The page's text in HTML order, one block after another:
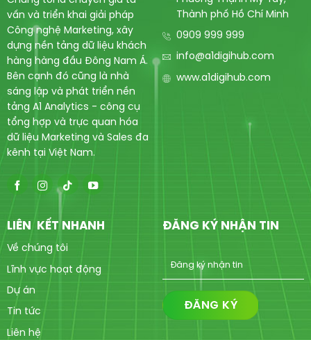
vấn và triển khai giải pháp
Công nghệ Marketing, xây
dựng nền tảng dữ liệu khách
hàng hàng đầu Đông Nam Á.
Bên cạnh đó cũng là nhà
sáng lập và phát triển nền
tảng A1 Analytics - công cụ
tổng hợp và trực quan hóa
dữ liệu Marketing và Sales đa
kênh tại Việt Nam.
Thành phố Hồ Chí Minh
0909 999 999
info@a1digihub.com
www.a1digihub.com
LIÊN KẾT NHANH
Về chúng tôi
Lĩnh vực hoạt động
Dự án
Tin tức
Liên hệ
ĐĂNG KÝ NHẬN TIN